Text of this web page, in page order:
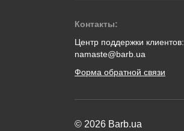
Контакты:
Центр поддержки клиентов:
namaste@barb.ua
Форма обратной связи
© 2026 Barb.ua